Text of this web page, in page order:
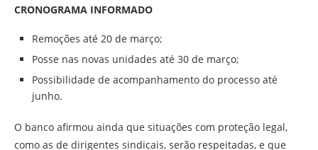
CRONOGRAMA INFORMADO
Remoções até 20 de março;
Posse nas novas unidades até 30 de março;
Possibilidade de acompanhamento do processo até
junho.
O banco afirmou ainda que situações com proteção legal,
como as de dirigentes sindicais, serão respeitadas, e que